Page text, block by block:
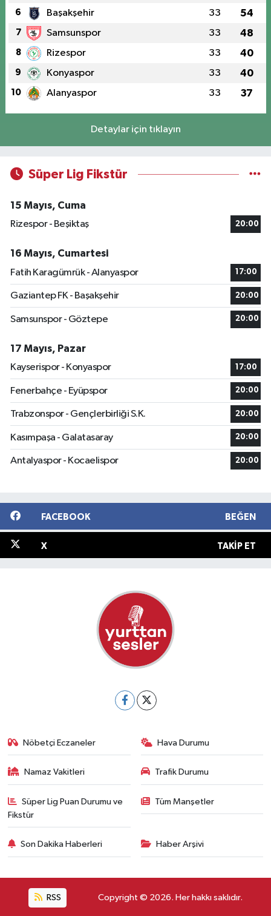
6 Başakşehir 33 54
7 Samsunspor 33 48
8 Rizespor 33 40
9 Konyaspor 33 40
10 Alanyaspor 33 37
Detaylar için tıklayın
Süper Lig Fikstür
15 Mayıs, Cuma
Rizespor - Beşiktaş
20:00
16 Mayıs, Cumartesi
Fatih Karagümrük - Alanyaspor
17:00
Gaziantep FK - Başakşehir 20:00
Samsunspor - Göztepe 20:00
17 Mayıs, Pazar
Kayserispor - Konyaspor
17:00
Fenerbahçe - Eyüpspor 20:00
Trabzonspor - Gençlerbirliği S.K. 20:00
Kasımpaşa - Galatasaray 20:00
Antalyaspor - Kocaelispor 20:00
FACEBOOK BEĞEN
X TAKIP ET
Nöbetçi Eczaneler Hava Durumu
Namaz Vakitleri Trafik Durumu
Süper Lig Puan Durumu ve
Fikstür
Tüm Manşetler
Son Dakika Haberleri Haber Arşivi
RSS Copyright © 2026. Her hakkı saklıdır.